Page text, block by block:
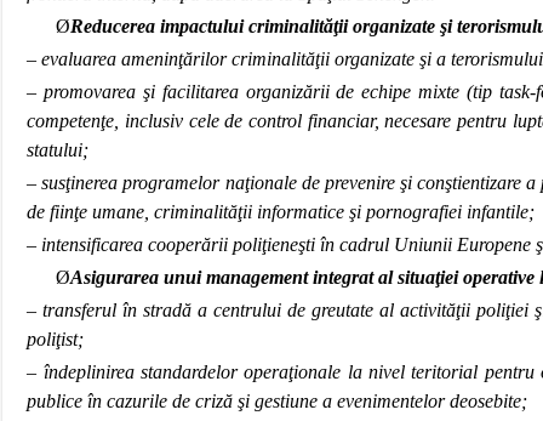
ØReducerea impactului criminalităţii organizate şi
– evaluarea ameninţărilor criminalităţii organizate şi a
– promovarea şi facilitarea organizării de echipe mixte (tip
competenţe, inclusiv cele de control financiar, necesare pentru
statului;
– susţinerea programelor naţionale de prevenire şi
de fiinţe umane, criminalităţii informatice şi pornografiei infantile;
– intensificarea cooperării poliţieneşti în cadrul Uniunii Europene
ØAsigurarea unui management integrat al situaţiei
– transferul în stradă a centrului de greutate al activităţii poliţiei
poliţist;
– îndeplinirea standardelor operaţionale la nivel teritorial
publice în cazurile de criză şi gestiune a evenimentelor deosebite;